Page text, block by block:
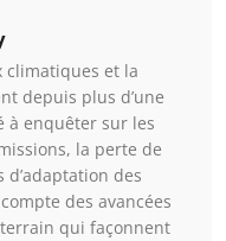
climatiques et la
depuis plus d’une
à enquêter sur les
la perte de
des
des avancées
qui façonnent